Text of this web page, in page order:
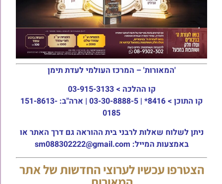
'המאורות' – המרכז העולמי לעדת תימן
קו ההלכה > 03-915-3133
קו התוכן >
8416* | 03-30-8888-5 | ארה"ב: 151-8613-
0185
ניתן לשלוח שאלות לרבני בית ההוראה גם דרך האתר או
באמצעות המייל: sm088302222@gmail.com
הצטרפו עכשיו לערוצי החדשות של אתר